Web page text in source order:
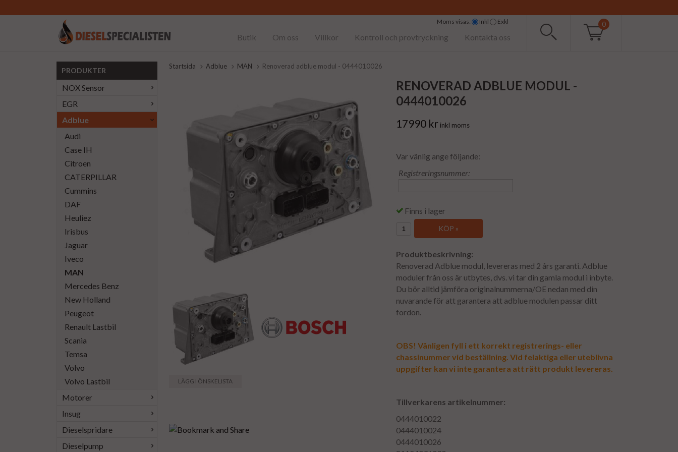
0
Moms visas: Inkl Exkl
Butik Om oss Villkor Kontroll och provtryckning Kontakta oss
PRODUKTER
NOX Sensor
EGR
Adblue
Audi
Case IH
Citroen
CATERPILLAR
Cummins
DAF
Heuliez
Irisbus
Jaguar
Iveco
MAN
Mercedes Benz
New Holland
Peugeot
Renault Lastbil
Scania
Temsa
Volvo
Volvo Lastbil
Motorer
Insug
Dieselspridare
Dieselpump
Startsida Adblue MAN Renoverad adblue modul - 0444010026
LÄGG I ÖNSKELISTA
RENOVERAD ADBLUE MODUL -
0444010026
17990 kr inkl moms
Var vänlig ange följande:
Registreringsnummer:
Finns i lager
KÖP »
Produktbeskrivning:
Renoverad Adblue modul, levereras med 2 års garanti. Adblue
moduler från oss är utbytes, dvs. vi tar din gamla modul i inbyte.
Du bör alltid jämföra originalnummerna/OE nedan med din
nuvarande för att garantera att adblue modulen passar ditt
fordon.
OBS! Vänligen fyll i ett korrekt registrerings- eller
chassinummer vid beställning. Vid felaktiga eller uteblivna
uppgifter kan vi inte garantera att rätt produkt levereras.
Tillverkarens artikelnummer:
0444010022
0444010024
0444010026